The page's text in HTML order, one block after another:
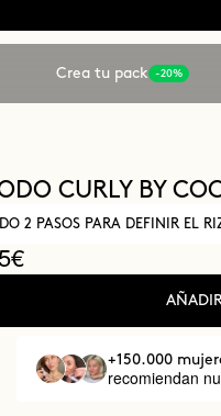
Crea tu pack -20%
CURLY BY
2 PASOS PARA DEFINIR EL
+150.000
recomiendan